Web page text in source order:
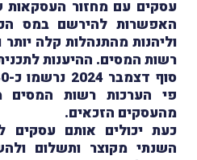
האפשרות להירשם במס
וליהנות מהתנהלות קלה
רשות המסים. ההיענות
מהעסקים הזכאים.
כעת יכולים אותם עסקים
השנתי מקוצר ותשלום